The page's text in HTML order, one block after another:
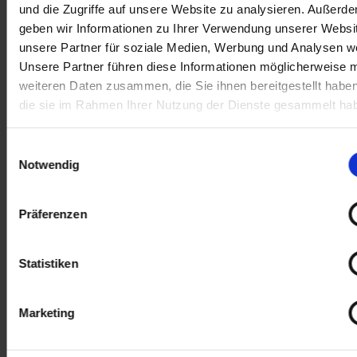
und die Zugriffe auf unsere Website zu analysieren.
geben wir Informationen zu Ihrer Verwendung unserer
unsere Partner für soziale Medien, Werbung und Analysen
Unsere Partner führen diese Informationen möglicherweise
weiteren Daten zusammen, die Sie ihnen bereitgestellt
die sie im Rahmen Ihrer Nutzung der Dienste gesammelt
Notwendig
Präferenzen
Statistiken
Marketing
und Analysen weiter. Unsere Partner führen
diese Informationen möglicherweise mit
weiteren Daten zusammen, die Sie ihnen
bereitgestellt haben oder die sie im
Rahmen Ihrer Nutzung der Dienste
gesammelt haben.
Cookies sind kleine Textdateien, die von
Benutzererfahrung effizienter zu gestalten.
Laut Gesetz können wir Cookies auf Ihrem
alle anderen Cookie-Typen benötigen wir